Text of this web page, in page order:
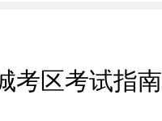
考区考试指南